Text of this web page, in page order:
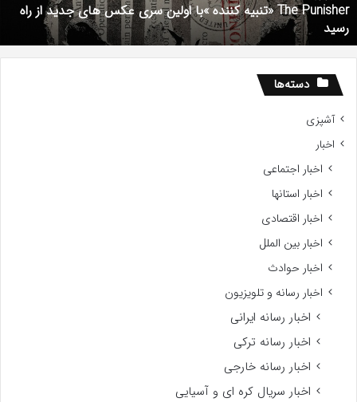
2017شهریور 1, 1396
دانلود رایگان دوبله فارسی فیلم با استعداد Gifted 2017
دسته‌ها
آشپزی
اخبار
اخبار اجتماعی
اخبار استانها
اخبار اقتصادی
اخبار بین الملل
اخبار حوادث
اخبار رسانه و تلویزیون
اخبار رسانه ایرانی
اخبار رسانه ترکی
اخبار رسانه خارجی
اخبار سریال کره ای و آسیایی